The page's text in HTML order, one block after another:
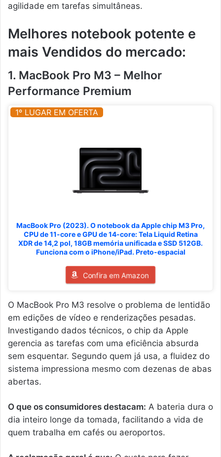
agilidade em tarefas simultâneas.
Melhores notebook potente e
mais Vendidos do mercado:
1. MacBook Pro M3 – Melhor
Performance Premium
1º LUGAR EM OFERTA
MacBook Pro (2023). O notebook da Apple chip M3 Pro,
CPU de 11-core e GPU de 14-core: Tela Liquid Retina
XDR de 14,2 pol, 18GB memória unificada e SSD 512GB.
Funciona com o iPhone/iPad. Preto-espacial
Confira em Amazon
O MacBook Pro M3 resolve o problema de lentidão
em edições de vídeo e renderizações pesadas.
Investigando dados técnicos, o chip da Apple
gerencia as tarefas com uma eficiência absurda
sem esquentar. Segundo quem já usa, a fluidez do
sistema impressiona mesmo com dezenas de abas
abertas.
O que os consumidores destacam: A bateria dura o
dia inteiro longe da tomada, facilitando a vida de
quem trabalha em cafés ou aeroportos.